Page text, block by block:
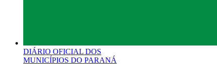
DIÁRIO OFICIAL DOS
MUNICÍPIOS DO PARANÁ